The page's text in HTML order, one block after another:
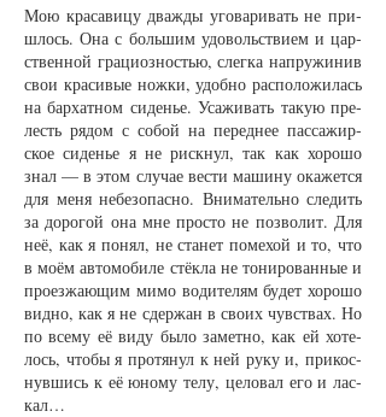
Мою кра­са­ви­цу дваж­ды уго­ва­ри­вать не при­
шлось. Она с боль­шим удо­вольст­ви­ем и цар­
ст­вен­ной гра­ци­оз­ностью, слег­ка на­пру­жи­нив
свои кра­си­вые нож­ки, удоб­но рас­по­ло­жи­лась
на бар­хат­ном си­денье. Уса­жи­вать та­кую пре­
лесть ря­дом с со­бой на пе­ред­нее пас­са­жир­
ское си­денье я не риск­нул, так как хо­ро­шо
знал — в этом слу­чае вес­ти ма­ши­ну ока­жет­ся
для ме­ня не­без­опас­но. Вни­ма­тель­но сле­дить
за до­ро­гой она мне прос­то не по­зво­лит. Для
неё, как я по­нял, не ста­нет по­ме­хой и то, что
в мо­ём ав­то­мо­би­ле стёк­ла не то­ни­ро­ван­ные и
про­ез­жа­ю­щим ми­мо во­ди­те­лям бу­дет хо­ро­шо
вид­но, как я не сдер­жан в сво­их чувст­вах. Но
по все­му её ви­ду бы­ло за­мет­но, как ей хо­те­
лось, что­бы я про­тя­нул к ней ру­ку и, при­кос­
нув­шись к её юно­му те­лу, це­ло­вал его и лас­
кал…